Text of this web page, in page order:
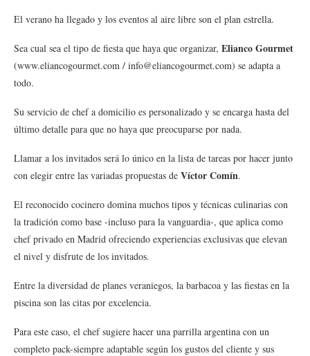
El verano ha llegado y los eventos al aire libre son el plan estrella.
Sea cual sea el tipo de fiesta que haya que organizar, Elianco Gourmet
(www.eliancogourmet.com / info@eliancogourmet.com) se adapta a
todo.
Su servicio de chef a domicilio es personalizado y se encarga hasta del
último detalle para que no haya que preocuparse por nada.
Llamar a los invitados será lo único en la lista de tareas por hacer junto
con elegir entre las variadas propuestas de Víctor Comín.
El reconocido cocinero domina muchos tipos y técnicas culinarias con
la tradición como base -incluso para la vanguardia-, que aplica como
chef privado en Madrid ofreciendo experiencias exclusivas que elevan
el nivel y disfrute de los invitados.
Entre la diversidad de planes veraniegos, la barbacoa y las fiestas en la
piscina son las citas por excelencia.
Para este caso, el chef sugiere hacer una parrilla argentina con un
completo pack-siempre adaptable según los gustos del cliente y sus